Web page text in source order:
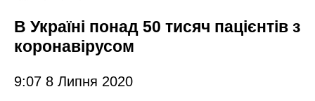
В Україні понад 50 тисяч пацієнтів з
коронавірусом
9:07 8 Липня 2020